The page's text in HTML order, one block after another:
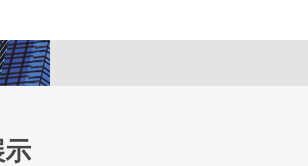
大研发投入，持续提升研发技术、生产规模，凭
务，期待您的合作！